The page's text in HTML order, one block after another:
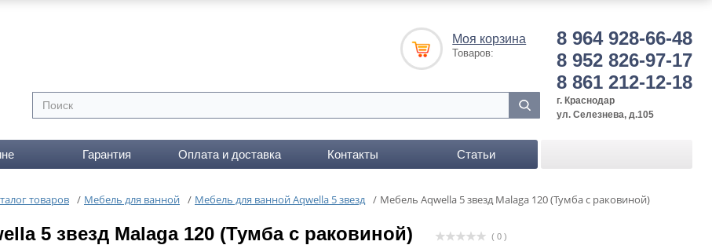
8 964 928-66-48
8 952 826-97-17
8 861 212-12-18
г. Краснодар
ул. Селезнева, д.105
Моя корзина
Товаров:
Гарантия Оплата и доставка Контакты Статьи
товаров / Мебель для ванной / Мебель для ванной Aqwella 5 звезд / Мебель Aqwella 5 звезд Malaga 120 (Тумба с раковиной)
5 звезд Malaga 120 (Тумба с раковиной) ( 0 )